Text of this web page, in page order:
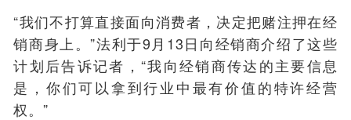
“我们不打算直接面向消费者，决定把赌注押在经
销商身上。”法利于9月13日向经销商介绍了这些
计划后告诉记者，“我向经销商传达的主要信息
是，你们可以拿到行业中最有价值的特许经营
权。”